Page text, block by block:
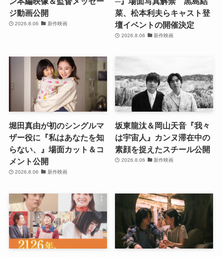
ジ動画公開
2026.8.06 新作映画
菜、松本利夫らキャスト登
壇イベントの開催決定
2026.8.06 新作映画
堀田真由が初のシングルマ
ザー役に『私はあなたを知
らない、』場面カット＆コ
メント公開
2026.8.06 新作映画
坂東龍汰＆岡山天音『我々
は宇宙人』カンヌ滞在中の
素顔を捉えたスチール公開
2026.8.06 新作映画